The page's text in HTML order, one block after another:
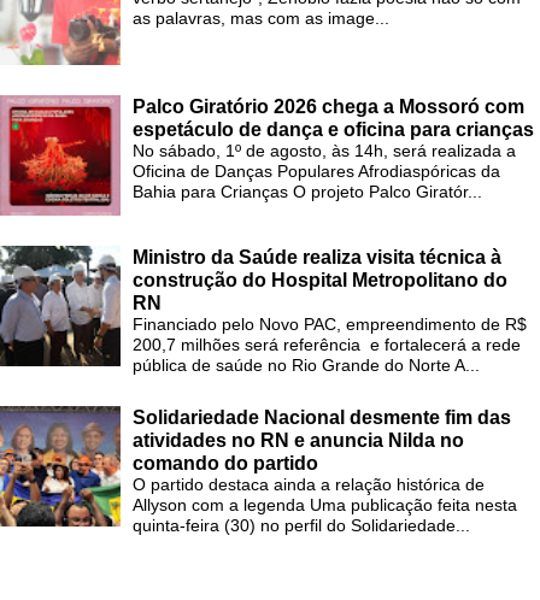
as palavras, mas com as image...
Palco Giratório 2026 chega a Mossoró com
espetáculo de dança e oficina para crianças
No sábado, 1º de agosto, às 14h, será realizada a
Oficina de Danças Populares Afrodiaspóricas da
Bahia para Crianças O projeto Palco Giratór...
Ministro da Saúde realiza visita técnica à
construção do Hospital Metropolitano do
RN
Financiado pelo Novo PAC, empreendimento de R$
200,7 milhões será referência e fortalecerá a rede
pública de saúde no Rio Grande do Norte A...
Solidariedade Nacional desmente fim das
atividades no RN e anuncia Nilda no
comando do partido
O partido destaca ainda a relação histórica de
Allyson com a legenda Uma publicação feita nesta
quinta-feira (30) no perfil do Solidariedade...